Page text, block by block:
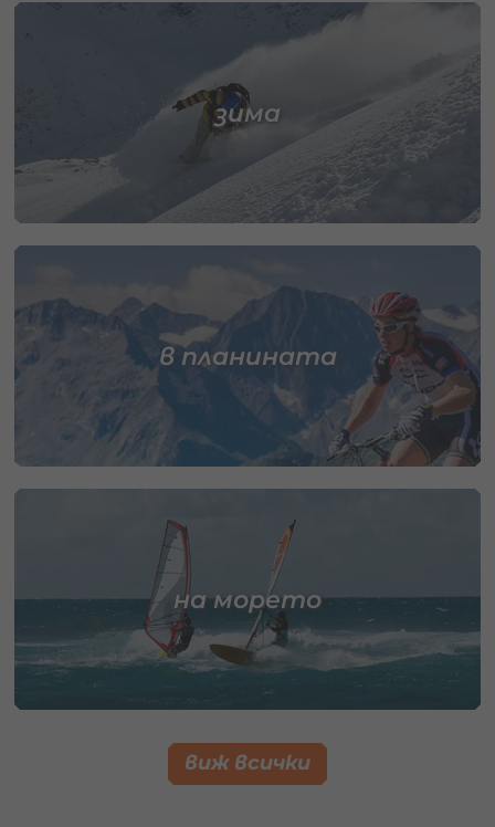
зима
в планината
на морето
виж всички